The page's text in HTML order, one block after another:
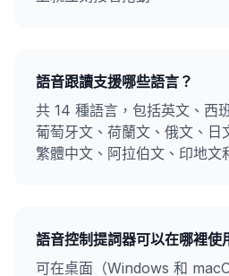
語音跟讀支援哪些語言？
共 14 種語言，包括英文、西
葡萄牙文、荷蘭文、俄文、日
繁體中文、阿拉伯文、印地文
語音控制提詞器可以在哪裡使
可在桌面（Windows 和